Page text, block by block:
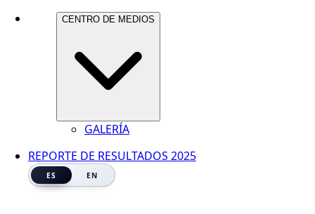
CENTRO DE MEDIOS
GALERÍA
REPORTE DE RESULTADOS 2025
ES EN